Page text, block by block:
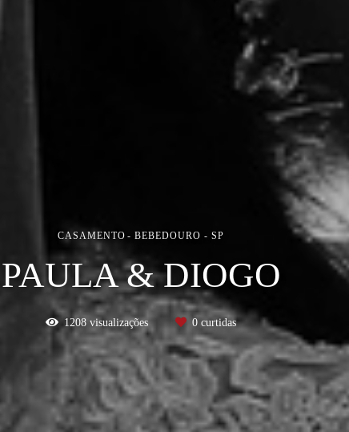
CASAMENTO BEBEDOURO - SP
PAULA & DIOGO
1208 visualizações 0 curtidas